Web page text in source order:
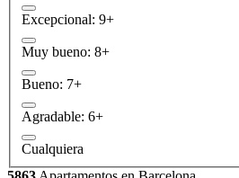
Excepcional: 9+
Muy bueno: 8+
Bueno: 7+
Agradable: 6+
Cualquiera